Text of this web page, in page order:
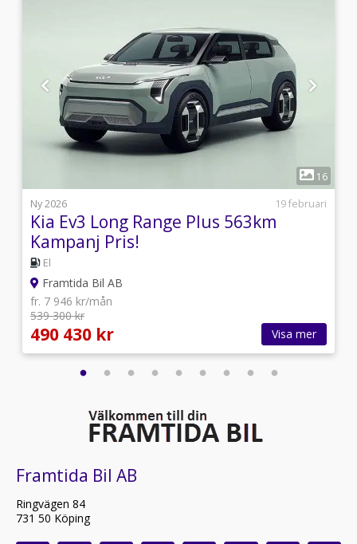
16
Ny 2026
19 februari
Kia Ev3 Long Range Plus 563km
Kampanj Pris!
El
Framtida Bil AB
fr. 7 946 kr/mån
539 300 kr
490 430 kr Visa mer
Framtida Bil AB
Ringvägen 84
731 50 Köping